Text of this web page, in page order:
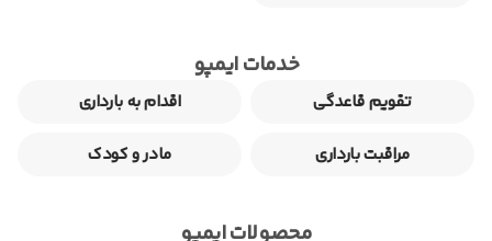
خدمات ایمپو
تقویم قاعدگی اقدام به بارداری
مراقبت بارداری مادر و کودک
محصولات ایمپو